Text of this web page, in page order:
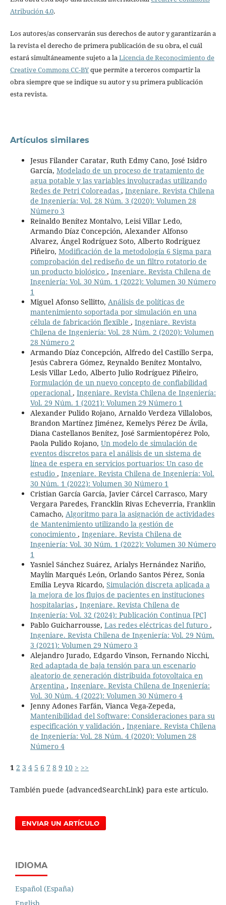
Atribución 4.0.
Los autores/as conservarán sus derechos de autor y garantizarán a
la revista el derecho de primera publicación de su obra, el cuál
estará simultáneamente sujeto a la Licencia de Reconocimiento de
Creative Commons CC-BYque permite a terceros compartir la
obra siempre que se indique su autor y su primera publicación
esta revista.
Artículos similares
Jesus Filander Caratar, Ruth Edmy Cano, José Isidro
García, Modelado de un proceso de tratamiento de
agua potable y las variables involucradas utilizando
Redes de Petri Coloreadas , Ingeniare. Revista Chilena
de Ingeniería: Vol. 28 Núm. 3 (2020): Volumen 28
Número 3
Reinaldo Benítez Montalvo, Leisi Villar Ledo,
Armando Díaz Concepción, Alexander Alfonso
Alvarez, Ángel Rodríguez Soto, Alberto Rodríguez
Piñeiro, Modificación de la metodología 6 Sigma para
comprobación del rediseño de un filtro rotatorio de
un producto biológico , Ingeniare. Revista Chilena de
Ingeniería: Vol. 30 Núm. 1 (2022): Volumen 30 Número
1
Miguel Afonso Sellitto, Análisis de políticas de
mantenimiento soportada por simulación en una
célula de fabricación flexible , Ingeniare. Revista
Chilena de Ingeniería: Vol. 28 Núm. 2 (2020): Volumen
28 Número 2
Armando Díaz Concepción, Alfredo del Castillo Serpa,
Jesús Cabrera Gómez, Reynaldo Benítez Montalvo,
Lesis Villar Ledo, Alberto Julio Rodríguez Piñeiro,
Formulación de un nuevo concepto de confiabilidad
operacional , Ingeniare. Revista Chilena de Ingeniería:
Vol. 29 Núm. 1 (2021): Volumen 29 Número 1
Alexander Pulido Rojano, Arnaldo Verdeza Villalobos,
Brandon Martínez Jiménez, Kemelys Pérez De Ávila,
Diana Castellanos Benítez, José Sarmientopérez Polo,
Paola Pulido Rojano, Un modelo de simulación de
eventos discretos para el análisis de un sistema de
línea de espera en servicios portuarios: Un caso de
estudio , Ingeniare. Revista Chilena de Ingeniería: Vol.
30 Núm. 1 (2022): Volumen 30 Número 1
Cristian García García, Javier Cárcel Carrasco, Mary
Vergara Paredes, Francklin Rivas Echeverria, Franklin
Camacho, Algoritmo para la asignación de actividades
de Mantenimiento utilizando la gestión de
conocimiento , Ingeniare. Revista Chilena de
Ingeniería: Vol. 30 Núm. 1 (2022): Volumen 30 Número
1
Yasniel Sánchez Suárez, Arialys Hernández Nariño,
Maylín Marqués León, Orlando Santos Pérez, Sonia
Emilia Leyva Ricardo, Simulación discreta aplicada a
la mejora de los flujos de pacientes en instituciones
hospitalarias , Ingeniare. Revista Chilena de
Ingeniería: Vol. 32 (2024): Publicación Continua [PC]
Pablo Guicharrousse, Las redes eléctricas del futuro ,
Ingeniare. Revista Chilena de Ingeniería: Vol. 29 Núm.
3 (2021): Volumen 29 Número 3
Alejandro Jurado, Edgardo Vinson, Fernando Nicchi,
Red adaptada de baja tensión para un escenario
aleatorio de generación distribuida fotovoltaica en
Argentina , Ingeniare. Revista Chilena de Ingeniería:
Vol. 30 Núm. 4 (2022): Volumen 30 Número 4
Jenny Adones Farfán, Vianca Vega-Zepeda,
Mantenibilidad del Software: Consideraciones para su
especificación y validación , Ingeniare. Revista Chilena
de Ingeniería: Vol. 28 Núm. 4 (2020): Volumen 28
Número 4
1 2 3 4 5 6 7 8 9 10 > >>
También puede {advancedSearchLink} para este artículo.
ENVIAR UN ARTÍCULO
IDIOMA
Español (España)